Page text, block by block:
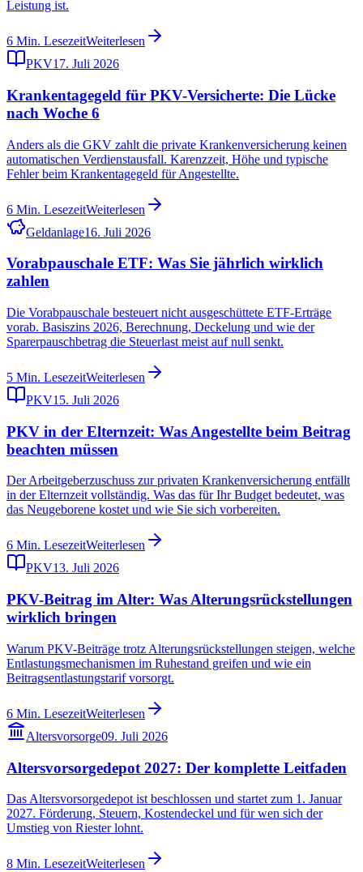
Leistung ist.
6 Min. LesezeitWeiterlesen
PKV17. Juli 2026
Krankentagegeld für PKV-Versicherte: Die Lücke
nach Woche 6
Anders als die GKV zahlt die private Krankenversicherung keinen
automatischen Verdienstausfall. Karenzzeit, Höhe und typische
Fehler beim Krankentagegeld für Angestellte.
6 Min. LesezeitWeiterlesen
Geldanlage16. Juli 2026
Vorabpauschale ETF: Was Sie jährlich wirklich
zahlen
Die Vorabpauschale besteuert nicht ausgeschüttete ETF-Erträge
vorab. Basiszins 2026, Berechnung, Deckelung und wie der
Sparerpauschbetrag die Steuerlast meist auf null senkt.
5 Min. LesezeitWeiterlesen
PKV15. Juli 2026
PKV in der Elternzeit: Was Angestellte beim Beitrag
beachten müssen
Der Arbeitgeberzuschuss zur privaten Krankenversicherung entfällt
in der Elternzeit vollständig. Was das für Ihr Budget bedeutet, was
das Neugeborene kostet und wie Sie sich vorbereiten.
6 Min. LesezeitWeiterlesen
PKV13. Juli 2026
PKV-Beitrag im Alter: Was Alterungsrückstellungen
wirklich bringen
Warum PKV-Beiträge trotz Alterungsrückstellungen steigen, welche
Entlastungsmechanismen im Ruhestand greifen und wie ein
Beitragsentlastungstarif vorsorgt.
6 Min. LesezeitWeiterlesen
Altersvorsorge09. Juli 2026
Altersvorsorgedepot 2027: Der komplette Leitfaden
Das Altersvorsorgedepot ist beschlossen und startet zum 1. Januar
2027. Förderung, Steuern, Kostendeckel und für wen sich der
Umstieg von Riester lohnt.
8 Min. LesezeitWeiterlesen